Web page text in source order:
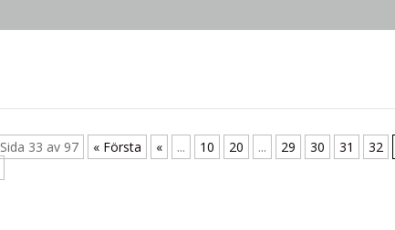
Sida 33 av 97 « Första « ... 10 20 ... 29 30 31 32